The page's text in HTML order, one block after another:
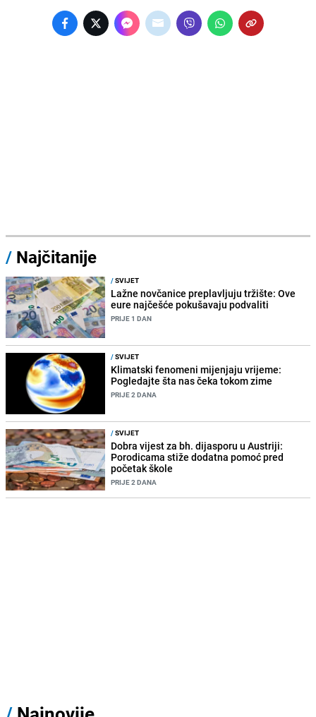
/ Najčitanije
/SVIJET
Lažne novčanice preplavljuju tržište: Ove
eure najčešće pokušavaju podvaliti
PRIJE 1 DAN
/SVIJET
Klimatski fenomeni mijenjaju vrijeme:
Pogledajte šta nas čeka tokom zime
PRIJE 2 DANA
/SVIJET
Dobra vijest za bh. dijasporu u Austriji:
Porodicama stiže dodatna pomoć pred
početak škole
PRIJE 2 DANA